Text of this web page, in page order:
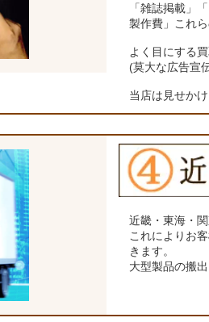
「雑誌掲載」
製作費」これ
よく目にする
(莫大な広告宣
当店は見せか
近畿・東海・
これによりお
きます。
大型製品の搬